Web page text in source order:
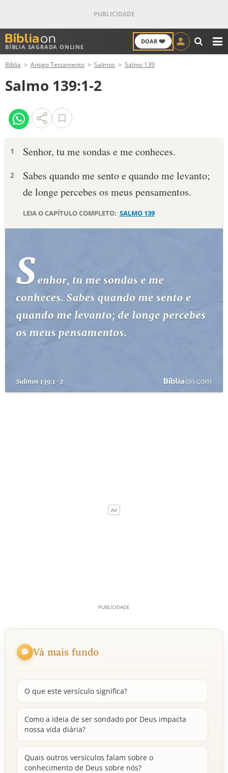
BÍBLIA SAGRADA ONLINE
DOAR ❤️
ANTIGO TESTAMENTO
NOVO TESTAMENTO
VERSÍCULOS
PALAVRA DO DIA
SALMO DO DIA
ESTUDOS BÍBLICOS
ESBOÇOS DE PREGAÇÃO
TEMAS
TERMO BÍBLICO
Bíblia Antigo Testamento Salmos Salmo 139
Salmo 139:1-2
1 Senhor, tu me sondas e me conheces.
2
Sabes quando me sento e quando me levanto;
de longe percebes os meus pensamentos.
LEIA O CAPÍTULO COMPLETO: SALMO 139
Vá mais fundo
O que este versículo significa?
Como a ideia de ser sondado por Deus impacta
nossa vida diária?
Quais outros versículos falam sobre o
conhecimento de Deus sobre nós?